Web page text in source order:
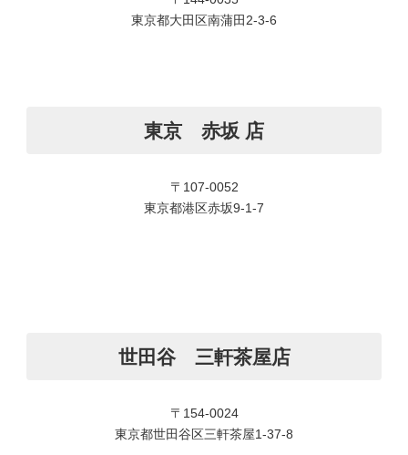
東京都大田区南蒲田2-3-6
東京 赤坂 店
〒107-0052
東京都港区赤坂9-1-7
世田谷 三軒茶屋店
〒154-0024
東京都世田谷区三軒茶屋1-37-8